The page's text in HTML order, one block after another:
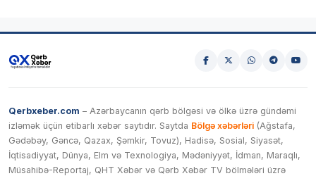
Qerbxeber.com – Azərbaycanın qərb bölgəsi və ölkə üzrə gündəmi
izləmək üçün etibarlı xəbər saytıdır. Saytda Bölgə xəbərləri (Ağstafa,
Gədəbəy, Gəncə, Qazax, Şəmkir, Tovuz), Hadisə, Sosial, Siyasət,
İqtisadiyyat, Dünya, Elm və Texnologiya, Mədəniyyət, İdman, Maraqlı,
Müsahibə-Reportaj, QHT Xəbər və Qərb Xəbər TV bölmələri üzrə